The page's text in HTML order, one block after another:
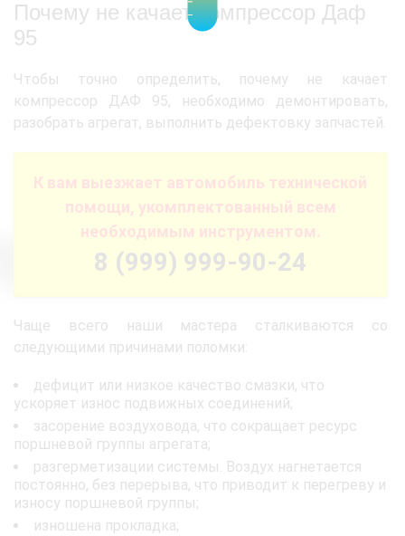
Почему не качает компрессор Даф
95
Чтобы точно определить, почему не качает
компрессор ДАФ 95, необходимо демонтировать,
разобрать агрегат, выполнить дефектовку запчастей.
К вам выезжает автомобиль технической
помощи, укомплектованный всем
необходимым инструментом.
8 (999) 999-90-24
Чаще всего наши мастера сталкиваются со
следующими причинами поломки:
дефицит или низкое качество смазки, что
ускоряет износ подвижных соединений;
засорение воздуховода, что сокращает ресурс
поршневой группы агрегата;
разгерметизации системы. Воздух нагнетается
постоянно, без перерыва, что приводит к перегреву и
износу поршневой группы;
изношена прокладка;